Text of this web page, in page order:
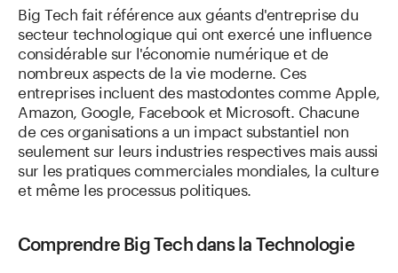
Big Tech fait référence aux géants d'entreprise du
secteur technologique qui ont exercé une influence
considérable sur l'économie numérique et de
nombreux aspects de la vie moderne. Ces
entreprises incluent des mastodontes comme Apple,
Amazon, Google, Facebook et Microsoft. Chacune
de ces organisations a un impact substantiel non
seulement sur leurs industries respectives mais aussi
sur les pratiques commerciales mondiales, la culture
et même les processus politiques.
Comprendre Big Tech dans la Technologie